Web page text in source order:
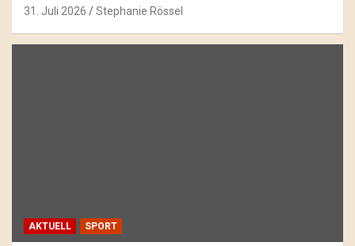
31. Juli 2026 Stephanie Rössel
AKTUELL SPORT